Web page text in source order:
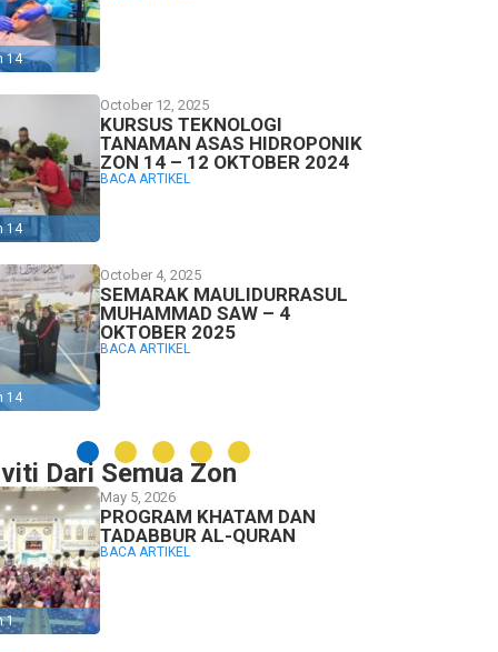
14
14
October 12, 2025
KURSUS TEKNOLOGI
TANAMAN ASAS HIDROPONIK
ZON 14 – 12 OKTOBER 2024
BACA ARTIKEL
14
October 4, 2025
SEMARAK MAULIDURRASUL
MUHAMMAD SAW – 4
OKTOBER 2025
BACA ARTIKEL
Dari Semua Zon
1
May 5, 2026
PROGRAM KHATAM DAN
TADABBUR AL-QURAN
BACA ARTIKEL